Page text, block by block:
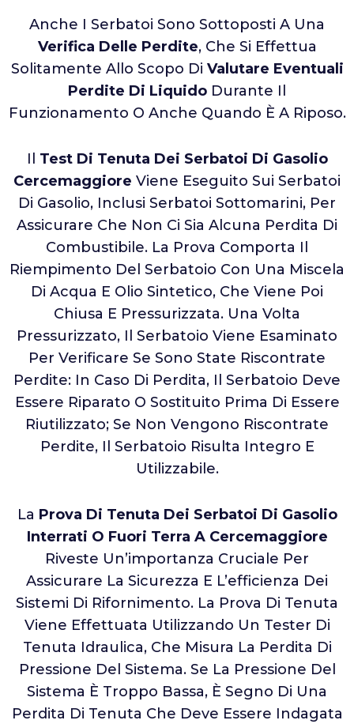
Anche I Serbatoi Sono Sottoposti A Una
Verifica Delle Perdite, Che Si Effettua
Solitamente Allo Scopo Di Valutare Eventuali
Perdite Di Liquido Durante Il
Funzionamento O Anche Quando È A Riposo.
Il Test Di Tenuta Dei Serbatoi Di Gasolio
Cercemaggiore Viene Eseguito Sui Serbatoi
Di Gasolio, Inclusi Serbatoi Sottomarini, Per
Assicurare Che Non Ci Sia Alcuna Perdita Di
Combustibile. La Prova Comporta Il
Riempimento Del Serbatoio Con Una Miscela
Di Acqua E Olio Sintetico, Che Viene Poi
Chiusa E Pressurizzata. Una Volta
Pressurizzato, Il Serbatoio Viene Esaminato
Per Verificare Se Sono State Riscontrate
Perdite: In Caso Di Perdita, Il Serbatoio Deve
Essere Riparato O Sostituito Prima Di Essere
Riutilizzato; Se Non Vengono Riscontrate
Perdite, Il Serbatoio Risulta Integro E
Utilizzabile.
La Prova Di Tenuta Dei Serbatoi Di Gasolio
Interrati O Fuori Terra A Cercemaggiore
Riveste Un’importanza Cruciale Per
Assicurare La Sicurezza E L’efficienza Dei
Sistemi Di Rifornimento. La Prova Di Tenuta
Viene Effettuata Utilizzando Un Tester Di
Tenuta Idraulica, Che Misura La Perdita Di
Pressione Del Sistema. Se La Pressione Del
Sistema È Troppo Bassa, È Segno Di Una
Perdita Di Tenuta Che Deve Essere Indagata